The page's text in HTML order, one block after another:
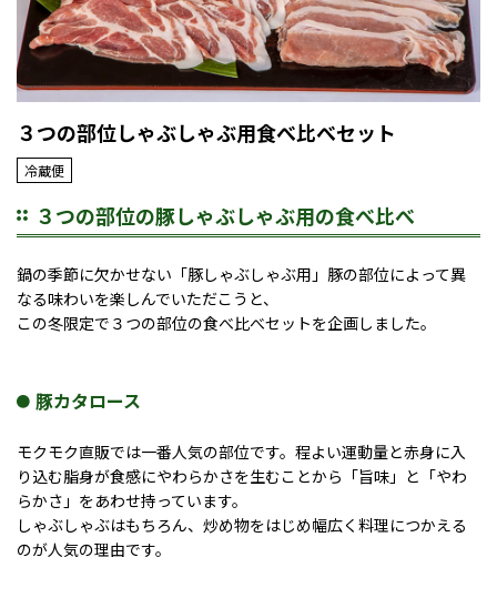
３つの部位しゃぶしゃぶ用食べ比べセット
冷蔵便
３つの部位の豚しゃぶしゃぶ用の食べ比べ
鍋の季節に欠かせない「豚しゃぶしゃぶ用」豚の部位によって異
なる味わいを楽しんでいただこうと、
この冬限定で３つの部位の食べ比べセットを企画しました。
豚カタロース
モクモク直販では一番人気の部位です。程よい運動量と赤身に入
り込む脂身が食感にやわらかさを生むことから「旨味」と「やわ
らかさ」をあわせ持っています。
しゃぶしゃぶはもちろん、炒め物をはじめ幅広く料理につかえる
のが人気の理由です。